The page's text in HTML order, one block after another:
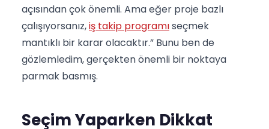
açısından çok önemli. Ama eğer proje bazlı
çalışıyorsanız,iş takip programıseçmek
mantıklı bir karar olacaktır.” Bunu ben de
gözlemledim, gerçekten önemli bir noktaya
parmak basmış.
Seçim Yaparken Dikkat